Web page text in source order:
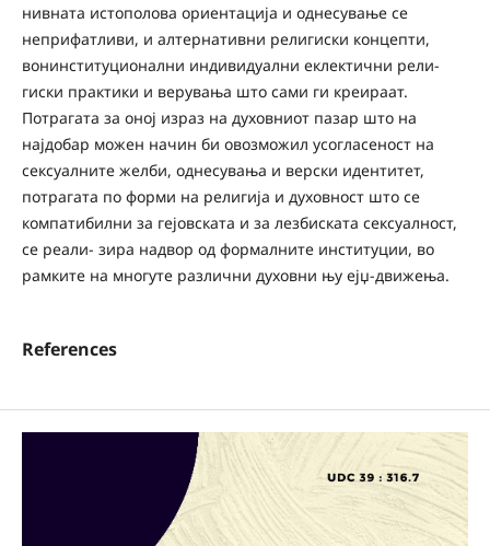
нивната истополова ориентација и однесување се
неприфатливи, и алтернативни религиски концепти,
вонинституционални индивидуални еклектични рели-
гиски практики и верувања што сами ги креираат.
Потрагата за оној израз на духовниот пазар што на
најдобар можен начин би овозможил усогласеност на
сексуалните желби, однесувања и верски идентитет,
потрагата по форми на религија и духовност што се
компатибилни за гејовската и за лезбиската сексуалност,
се реали- зира надвор од формалните институции, во
рамките на многуте различни духовни њу ејџ‑движења.
References